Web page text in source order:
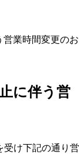
営業時間変更のお
に伴う営
受け下記の通り営